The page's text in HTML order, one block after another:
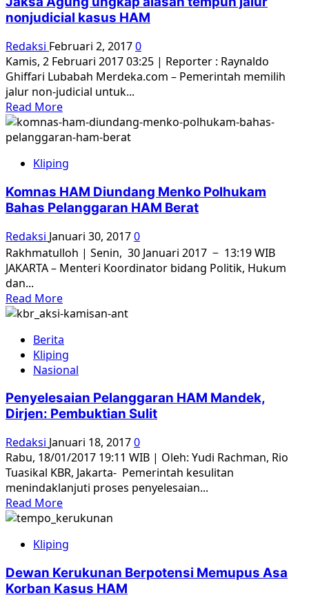
Medis-
Psikososial
dan
Implementasinya
nonjudicial kasus HAM
Redaksi Februari 2, 20170
Kamis, 2 Februari 2017 03:25 | Reporter : Raynaldo
Ghiffari Lubabah Merdeka.com – Pemerintah memilih
jalur non-judicial untuk...
Read MoreRead
more
about
Agung
alasan
tempuh
nonjudicial
kasus
HAM
Kliping
Komnas HAM Diundang Menko Polhukam
Bahas Pelanggaran HAM Berat
Redaksi Januari 30, 20170
Rakhmatulloh | Senin, 30 Januari 2017 − 13:19 WIB
JAKARTA – Menteri Koordinator bidang Politik, Hukum
dan...
Read MoreRead
more
Komnas
HAM
Diundang
Menko
Polhukam
Bahas
HAM
Berat
Berita
Kliping
Nasional
Penyelesaian Pelanggaran HAM Mandek,
Dirjen: Pembuktian Sulit
Redaksi Januari 18, 20170
Rabu, 18/01/2017 19:11 WIB | Oleh: Yudi Rachman, Rio
Tuasikal KBR, Jakarta- Pemerintah kesulitan
menindaklanjuti proses penyelesaian...
Read MoreRead
more
Penyelesaian
HAM
Mandek,
Kliping
Dewan Kerukunan Berpotensi Memupus Asa
Korban Kasus HAM